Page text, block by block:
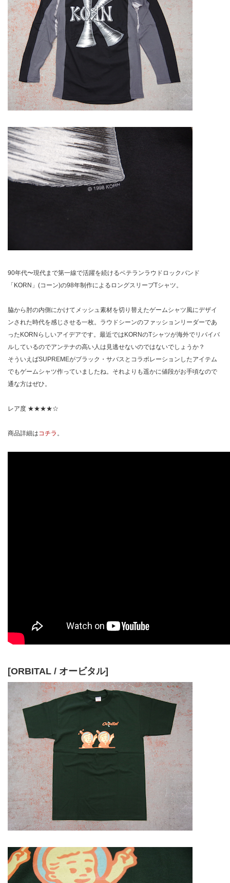
90年代〜現代まで第一線で活躍を続けるベテランラウドロックバンド
「KORN」(コーン)の98年制作によるロングスリーブTシャツ。
脇から肘の内側にかけてメッシュ素材を切り替えたゲームシャツ風にデザイ
ンされた時代を感じさせる一枚。ラウドシーンのファッションリーダーであ
ったKORNらしいアイデアです。最近ではKORNのTシャツが海外でリバイバ
ルしているのでアンテナの高い人は見逃せないのではないでしょうか？
そういえばSUPREMEがブラック・サバスとコラボレーションしたアイテム
でもゲームシャツ作っていましたね。それよりも遥かに値段がお手頃なので
通な方はぜひ。
レア度 ★★★★☆
商品詳細はコチラ 。
[ORBITAL / オービタル]